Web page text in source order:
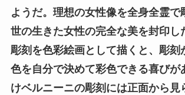
ようだ。理想の女性像を全身全霊で
世の生きた女性の完全な美を封印し
彫刻を色彩絵画として描くと、彫刻
色を自分で決めて彩色できる喜びが
けベルニーニの彫刻には正面から見